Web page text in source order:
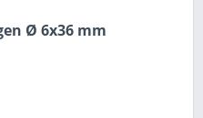
Ø 6x36 mm